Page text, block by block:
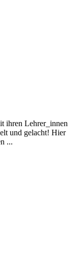
ihren Lehrer_innen
und gelacht! Hier
...